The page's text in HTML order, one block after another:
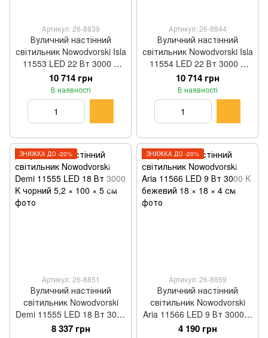
Артикул: 26-8839
Вуличний настінний
світильник Nowodvorski Isla
11553 LED 22 Вт 3000 K
чорний 8,5 × 100 × 5 см
10 714 грн
В наявності
Артикул: 26-8844
Вуличний настінний
світильник Nowodvorski Isla
11554 LED 22 Вт 3000 K
бежевий 8,5 × 100 × 5 см
10 714 грн
В наявності
ЗНИЖКА ДО -20%
Артикул: 26-8851
Вуличний настінний
світильник Nowodvorski
Demi 11555 LED 18 Вт 3000
K чорний 5,2 × 100 × 5 см
8 337 грн
ЗНИЖКА ДО -20%
Артикул: 26-8859
Вуличний настінний
світильник Nowodvorski
Aria 11566 LED 9 Вт 3000 K
бежевий 18 × 18 × 4 см
4 190 грн